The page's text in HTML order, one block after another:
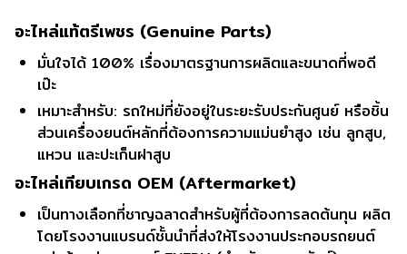
อะไหล่แท้ตรีเพชร (Genuine Parts)
มั่นใจได้ 100% เรื่องมาตรฐานการผลิตและขนาดที่พอดี
เป๊ะ
เหมาะสำหรับ: รถใหม่ที่ยังอยู่ในระยะรับประกันศูนย์ หรือชิ้น
ส่วนเครื่องยนต์หลักที่ต้องการความแม่นยำสูง เช่น ลูกสูบ,
แหวน และปะเก็นฝาสูบ
อะไหล่เทียบเกรด OEM (Aftermarket)
เป็นทางเลือกที่ชาญฉลาดสำหรับผู้ที่ต้องการลดต้นทุน ผลิต
โดยโรงงานแบรนด์ชั้นนำที่ส่งให้โรงงานประกอบรถยนต์